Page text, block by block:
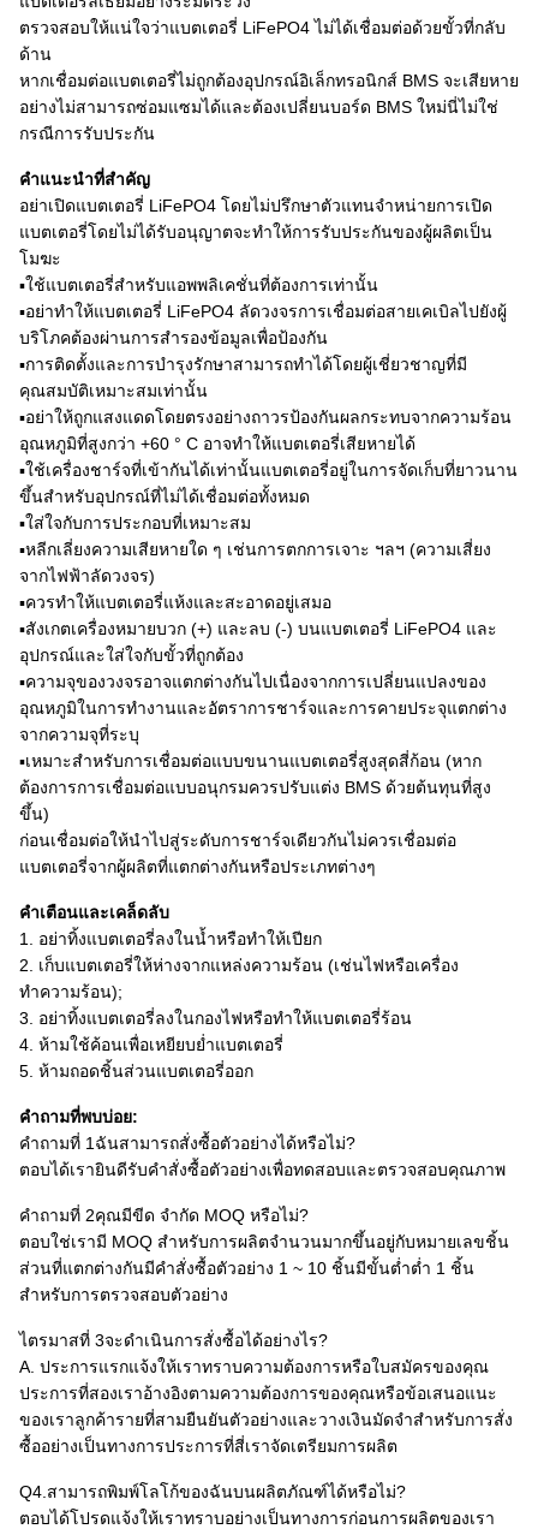
ตรวจสอบให้แน่ใจว่าแบตเตอรี่ LiFePO4 ไม่ได้เชื่อมต่อด้วยขั้วที่กลับ
ด้าน
หากเชื่อมต่อแบตเตอรี่ไม่ถูกต้องอุปกรณ์อิเล็กทรอนิกส์ BMS จะเสียหาย
อย่างไม่สามารถซ่อมแซมได้และต้องเปลี่ยนบอร์ด BMS ใหม่นี่ไม่ใช่
กรณีการรับประกัน
คำแนะนำที่สำคัญ
อย่าเปิดแบตเตอรี่ LiFePO4 โดยไม่ปรึกษาตัวแทนจำหน่ายการเปิด
แบตเตอรี่โดยไม่ได้รับอนุญาตจะทำให้การรับประกันของผู้ผลิตเป็น
โมฆะ
▪ใช้แบตเตอรี่สำหรับแอพพลิเคชั่นที่ต้องการเท่านั้น
▪อย่าทำให้แบตเตอรี่ LiFePO4 ลัดวงจรการเชื่อมต่อสายเคเบิลไปยังผู้
บริโภคต้องผ่านการสำรองข้อมูลเพื่อป้องกัน
▪การติดตั้งและการบำรุงรักษาสามารถทำได้โดยผู้เชี่ยวชาญที่มี
คุณสมบัติเหมาะสมเท่านั้น
▪อย่าให้ถูกแสงแดดโดยตรงอย่างถาวรป้องกันผลกระทบจากความร้อน
อุณหภูมิที่สูงกว่า +60 ° C อาจทำให้แบตเตอรี่เสียหายได้
▪ใช้เครื่องชาร์จที่เข้ากันได้เท่านั้นแบตเตอรี่อยู่ในการจัดเก็บที่ยาวนาน
ขึ้นสำหรับอุปกรณ์ที่ไม่ได้เชื่อมต่อทั้งหมด
▪ใส่ใจกับการประกอบที่เหมาะสม
▪หลีกเลี่ยงความเสียหายใด ๆ เช่นการตกการเจาะ ฯลฯ (ความเสี่ยง
จากไฟฟ้าลัดวงจร)
▪ควรทำให้แบตเตอรี่แห้งและสะอาดอยู่เสมอ
▪สังเกตเครื่องหมายบวก (+) และลบ (-) บนแบตเตอรี่ LiFePO4 และ
อุปกรณ์และใส่ใจกับขั้วที่ถูกต้อง
▪ความจุของวงจรอาจแตกต่างกันไปเนื่องจากการเปลี่ยนแปลงของ
อุณหภูมิในการทำงานและอัตราการชาร์จและการคายประจุแตกต่าง
จากความจุที่ระบุ
▪เหมาะสำหรับการเชื่อมต่อแบบขนานแบตเตอรี่สูงสุดสี่ก้อน (หาก
ต้องการการเชื่อมต่อแบบอนุกรมควรปรับแต่ง BMS ด้วยต้นทุนที่สูง
ขึ้น)
ก่อนเชื่อมต่อให้นำไปสู่ระดับการชาร์จเดียวกันไม่ควรเชื่อมต่อ
แบตเตอรี่จากผู้ผลิตที่แตกต่างกันหรือประเภทต่างๆ
คำเตือนและเคล็ดลับ
1. อย่าทิ้งแบตเตอรี่ลงในน้ำหรือทำให้เปียก
2. เก็บแบตเตอรี่ให้ห่างจากแหล่งความร้อน (เช่นไฟหรือเครื่อง
ทำความร้อน);
3. อย่าทิ้งแบตเตอรี่ลงในกองไฟหรือทำให้แบตเตอรี่ร้อน
4. ห้ามใช้ค้อนเพื่อเหยียบย่ำแบตเตอรี่
5. ห้ามถอดชิ้นส่วนแบตเตอรี่ออก
คำถามที่พบบ่อย:
คำถามที่ 1ฉันสามารถสั่งซื้อตัวอย่างได้หรือไม่?
ตอบได้เรายินดีรับคำสั่งซื้อตัวอย่างเพื่อทดสอบและตรวจสอบคุณภาพ
คำถามที่ 2คุณมีขีด จำกัด MOQ หรือไม่?
ตอบใช่เรามี MOQ สำหรับการผลิตจำนวนมากขึ้นอยู่กับหมายเลขชิ้น
ส่วนที่แตกต่างกันมีคำสั่งซื้อตัวอย่าง 1 ~ 10 ชิ้นมีขั้นต่ำต่ำ 1 ชิ้น
สำหรับการตรวจสอบตัวอย่าง
ไตรมาสที่ 3จะดำเนินการสั่งซื้อได้อย่างไร?
A. ประการแรกแจ้งให้เราทราบความต้องการหรือใบสมัครของคุณ
ประการที่สองเราอ้างอิงตามความต้องการของคุณหรือข้อเสนอแนะ
ของเราลูกค้ารายที่สามยืนยันตัวอย่างและวางเงินมัดจำสำหรับการสั่ง
ซื้ออย่างเป็นทางการประการที่สี่เราจัดเตรียมการผลิต
Q4.สามารถพิมพ์โลโก้ของฉันบนผลิตภัณฑ์ได้หรือไม่?
ตอบได้โปรดแจ้งให้เราทราบอย่างเป็นทางการก่อนการผลิตของเรา